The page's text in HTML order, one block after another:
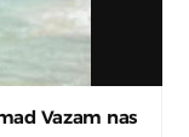
Vazam nas